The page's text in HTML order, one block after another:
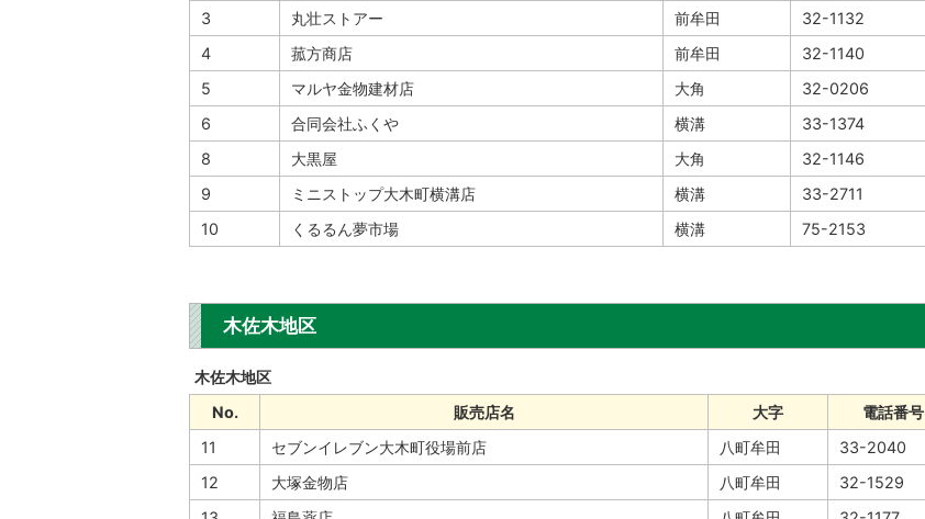
3
丸壮ストアー 前牟田
32-1132
4
菰方商店 前牟田
32-1140
5
マルヤ金物建材店 大角
32-0206
6
合同会社ふくや 横溝
33-1374
8
大黒屋 大角
32-1146
9
ミニストップ大木町横溝店 横溝
33-2711
10
くるるん夢市場 横溝 75-2153
木佐木地区
木佐木地区
No.
販売店名 大字
電話番号
11
セブンイレブン大木町役場前店 八町牟田
33-2040
12
大塚金物店 八町牟田
32-1529